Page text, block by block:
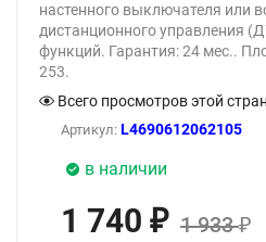
настенного выключателя или
дистанционного управления
функций. Гарантия: 24 мес..
253.
Всего просмотров этой
Артикул: L4690612062105
в наличии
1 740 ₽ 1 933₽